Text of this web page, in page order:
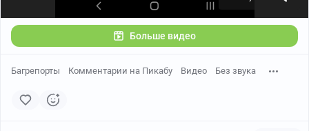
Больше видео
Багрепорты Комментарии на Пикабу Видео Без звука